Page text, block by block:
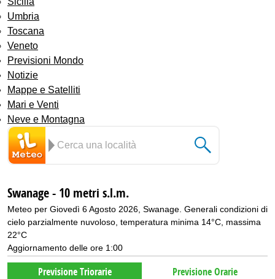
Umbria
Toscana
Veneto
Previsioni Mondo
Notizie
Mappe e Satelliti
Mari e Venti
Neve e Montagna
Swanage - 10 metri s.l.m.
Meteo per Giovedì 6 Agosto 2026, Swanage. Generali condizioni di
cielo parzialmente nuvoloso, temperatura minima 14°C, massima
22°C
Aggiornamento delle ore 1:00
Previsione Triorarie
Previsione Orarie